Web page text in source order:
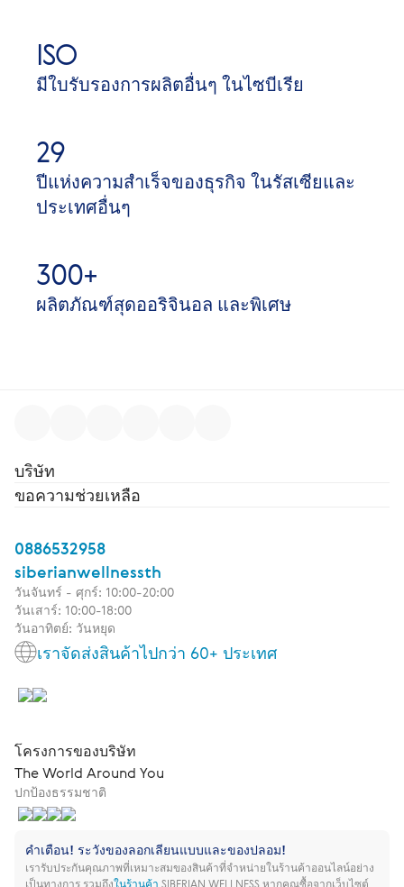
ISO
มีใบรับรองการผลิตอื่นๆ ในไซบีเรีย
29
ปีแห่งความสำเร็จของธุรกิจ ในรัสเซียและ
ประเทศอื่นๆ
300+
ผลิตภัณฑ์สุดออริจินอล และพิเศษ
บริษัท
ขอความช่วยเหลือ
0886532958
siberianwellnessth
วันจันทร์ - ศุกร์: 10:00-20:00
วันเสาร์: 10:00-18:00
วันอาทิตย์: วันหยุด
เราจัดส่งสินค้าไปกว่า 60+ ประเทศ
โครงการของบริษัท
The World Around You
ปกป้องธรรมชาติ
คำเตือน! ระวังของลอกเลียนแบบและของปลอม!
เรารับประกันคุณภาพที่เหมาะสมของสินค้าที่จำหน่ายในร้านค้าออนไลน์อย่าง
เป็นทางการ รวมถึงในร้านค้า SIBERIAN WELLNESSหากคุณซื้อจากเว็บไซต์